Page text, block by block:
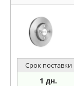
Срок поставки
1 дн.